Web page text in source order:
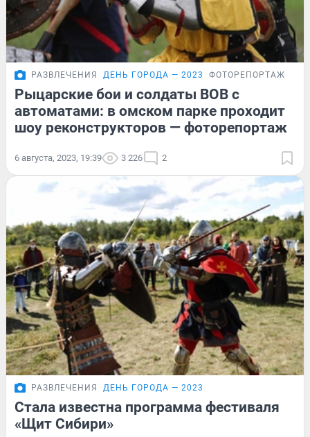
РАЗВЛЕЧЕНИЯ ДЕНЬ ГОРОДА — 2023 ФОТОРЕПОРТАЖ
Рыцарские бои и солдаты ВОВ с
автоматами: в омском парке проходит
шоу реконструкторов — фоторепортаж
6 августа, 2023, 19:39 3 226 2
РАЗВЛЕЧЕНИЯ ДЕНЬ ГОРОДА — 2023
Стала известна программа фестиваля
«Щит Сибири»